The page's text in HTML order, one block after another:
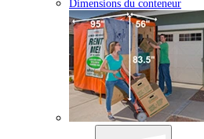
Dimensions du conteneur